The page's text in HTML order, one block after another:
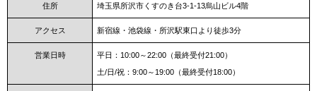
住所 埼玉県所沢市くすのき台3-1-13烏山ビル4階
アクセス 新宿線・池袋線・所沢駅東口より徒歩3分
営業日時
平日：10:00～22:00（最終受付21:00）
土/日/祝：9:00～19:00（最終受付18:00）